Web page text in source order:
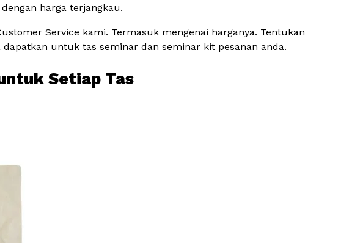
harga terjangkau.
Service kami. Termasuk mengenai harganya. Tentukan
untuk tas seminar dan seminar kit pesanan anda.
Setiap Tas